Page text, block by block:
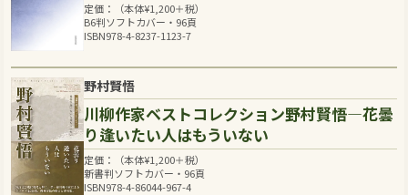
定価：（本体¥1,200＋税）
B6判ソフトカバー・96頁
ISBN978-4-8237-1123-7
野村賢悟
川柳作家ベストコレクション野村賢悟―花曇
り逢いたい人はもういない
定価：（本体¥1,200＋税）
新書判ソフトカバー・96頁
ISBN978-4-86044-967-4